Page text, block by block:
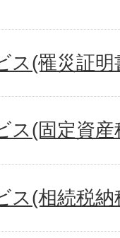
ス(罹災証
ス(固定資
ス(相続税